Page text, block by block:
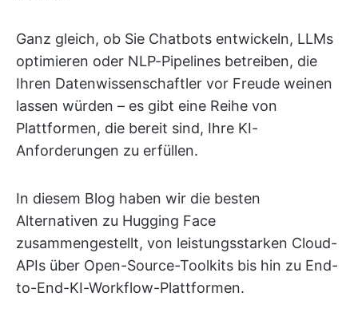
Ganz gleich, ob Sie Chatbots entwickeln, LLMs
optimieren oder NLP-Pipelines betreiben, die
Ihren Datenwissenschaftler vor Freude weinen
lassen würden – es gibt eine Reihe von
Plattformen, die bereit sind, Ihre KI-
Anforderungen zu erfüllen.
In diesem Blog haben wir die besten
Alternativen zu Hugging Face
zusammengestellt, von leistungsstarken Cloud-
APIs über Open-Source-Toolkits bis hin zu End-
to-End-KI-Workflow-Plattformen.